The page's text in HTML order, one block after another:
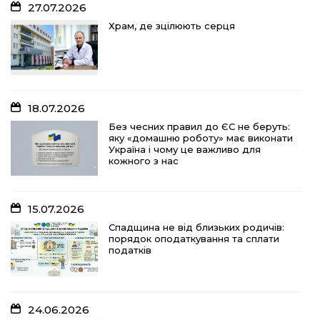
18.07.2026
Спадщина не від близьких родичів:
порядок оподаткування та сплати
податків
10.07.2026
«Юрасику, моє серце кричить і
болить…»
27.07.2026
Храм, де зцілюють серця
18.07.2026
Без чесних правил до ЄС не беруть:
яку «домашню роботу» має виконати
Україна і чому це важливо для
кожного з нас
15.07.2026
Спадщина не від близьких родичів:
порядок оподаткування та сплати
податків
24.06.2026